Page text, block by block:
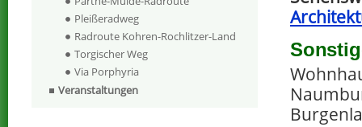
Pleißeradweg
Radroute Kohren-Rochlitzer-Land
Torgischer Weg
Via Porphyria
Veranstaltungen